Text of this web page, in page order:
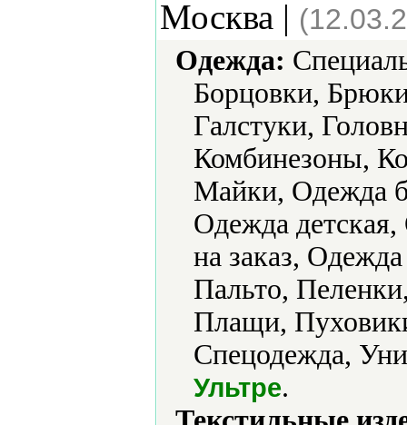
Москва |
Одежда:
Борцовки,
Галстуки,
Комбинезоны,
Майки, Одежда
Одежда
на заказ,
Пальто,
Плащи,
Спецодежда,
Ультре.